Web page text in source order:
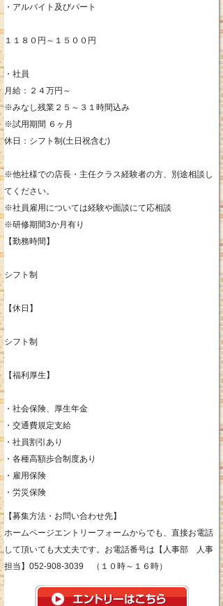
・アルバイト及びパート
１１８０円～１５００円
・社員
月給：２４万円～
※みなし残業２５～３１時間込み
※試用期間 ６ヶ月
休日：シフト制(土日祝含む)
※他社様での店長・主任クラス経験者の方、別途相談し
てください。
※社員雇用については経験や面談にて応相談
※研修期間3か月有り
【勤務時間】
シフト制
【休日】
シフト制
【福利厚生】
・社会保険、厚生年金
・交通費規定支給
・社員割引あり
・各種高額歩合制度あり
・雇用保険
・労災保険
【募集方法・お問い合わせ先】
ホームページエントリーフォームからでも、直接お電話
して頂いても大丈夫です。お電話番号は【人事部 人事
担当】052-908-3039 （１０時～１６時）